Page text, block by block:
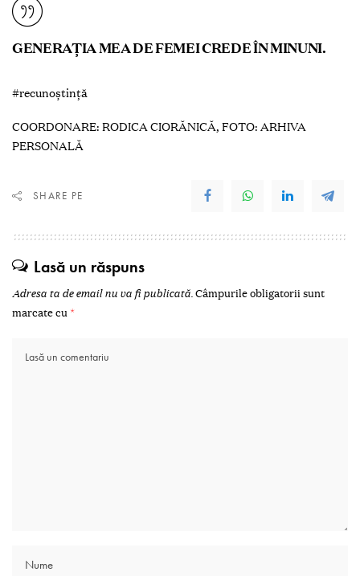
GENERAȚIA MEA DE FEMEI CREDE ÎN MINUNI.
#recunoștință
COORDONARE: RODICA CIORĂNICĂ, FOTO: ARHIVA
PERSONALĂ
SHARE PE
Lasă un răspuns
Adresa ta de email nu va fi publicată. Câmpurile obligatorii sunt
marcate cu *